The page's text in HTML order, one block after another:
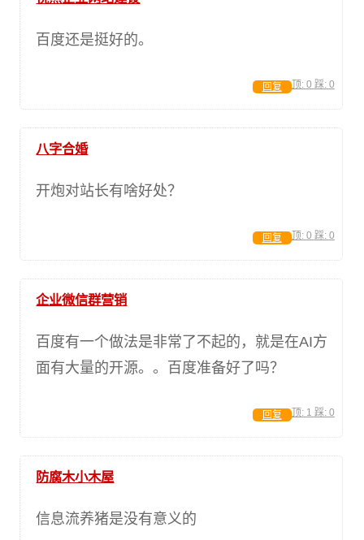
百度还是挺好的。
顶: 0 踩: 0
回复
八字合婚
开炮对站长有啥好处？
顶: 0 踩: 0
回复
企业微信群营销
百度有一个做法是非常了不起的，就是在AI方
面有大量的开源。。百度准备好了吗？
顶: 1 踩: 0
回复
防腐木小木屋
信息流养猪是没有意义的